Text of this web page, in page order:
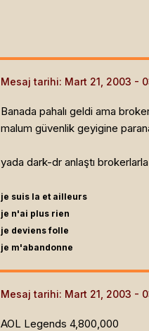
Mesaj tarihi: Mart 21, 2003
Banada pahalı geldi ama
malum güvenlik geyigine
yada dark-dr anlaştı
je suis la et ailleurs
je n'ai plus rien
je deviens folle
je m'abandonne
Mesaj tarihi: Mart 21, 2003
AOL Legends 4,800,000